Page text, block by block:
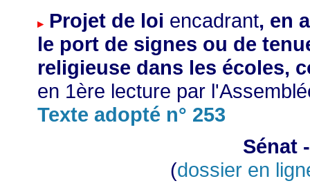
Projet de loi encadrant, en
le port de signes ou de
religieuse dans les écoles,
en 1ère lecture par
Texte adopté n° 253
Sénat
(dossier en